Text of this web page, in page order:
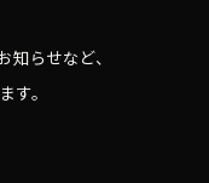
知らせなど、
す。